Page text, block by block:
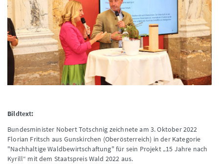
Bildtext:
Bundesminister Nobert Totschnig zeichnete am 3. Oktober 2022
Florian Fritsch aus Gunskirchen (Oberösterreich) in der Kategorie
"Nachhaltige Waldbewirtschaftung" für sein Projekt „15 Jahre nach
Kyrill“ mit dem Staatspreis Wald 2022 aus.